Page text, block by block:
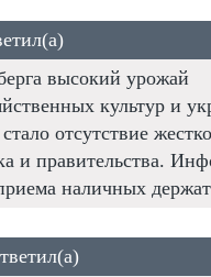
высокий урожай
культур и
отсутствие
и правительства.
наличных